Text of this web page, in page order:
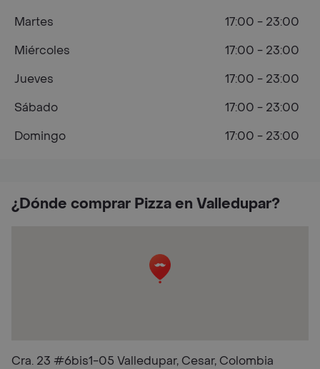
¿Dónde comprar Pizza en Valledupar?
Cra. 23 #6bis1-05 Valledupar, Cesar, Colombia
Martes
17:00 - 23:00
Miércoles
17:00 - 23:00
Jueves
17:00 - 23:00
Sábado
17:00 - 23:00
Domingo
17:00 - 23:00